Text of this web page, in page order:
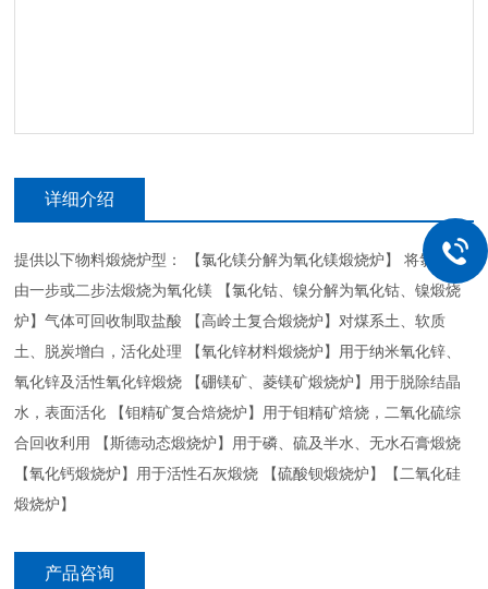
详细介绍
提供以下物料煅烧炉型： 【氯化镁分解为氧化镁煅烧炉】 将氯化镁
由一步或二步法煅烧为氧化镁 【氯化钴、镍分解为氧化钴、镍煅烧
炉】气体可回收制取盐酸 【高岭土复合煅烧炉】对煤系土、软质
土、脱炭增白，活化处理 【氧化锌材料煅烧炉】用于纳米氧化锌、
氧化锌及活性氧化锌煅烧 【硼镁矿、菱镁矿煅烧炉】用于脱除结晶
水，表面活化 【钼精矿复合焙烧炉】用于钼精矿焙烧，二氧化硫综
合回收利用 【斯德动态煅烧炉】用于磷、硫及半水、无水石膏煅烧
【氧化钙煅烧炉】用于活性石灰煅烧 【硫酸钡煅烧炉】【二氧化硅
煅烧炉】
产品咨询